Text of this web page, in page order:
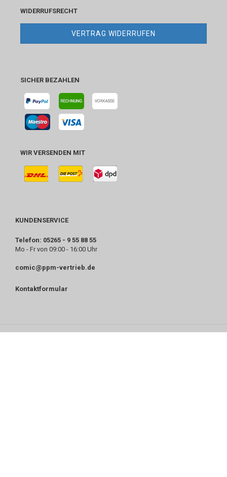
WIDERRUFSRECHT
VERTRAG WIDERRUFEN
SICHER BEZAHLEN
WIR VERSENDEN MIT
KUNDENSERVICE
Telefon: 05265 - 9 55 88 55
Mo - Fr von 09:00 - 16:00 Uhr
comic@ppm-vertrieb.de
Kontaktformular